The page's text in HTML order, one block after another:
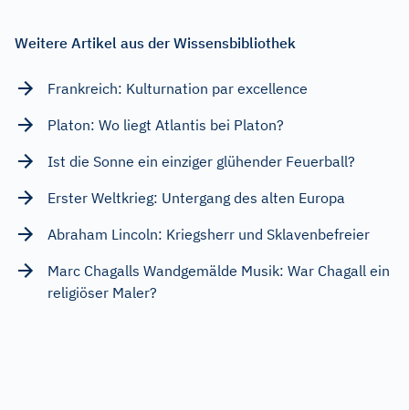
Weitere Artikel aus der Wissensbibliothek
Frankreich: Kulturnation par excellence
Platon: Wo liegt Atlantis bei Platon?
Ist die Sonne ein einziger glühender Feuerball?
Erster Weltkrieg: Untergang des alten Europa
Abraham Lincoln: Kriegsherr und Sklavenbefreier
Marc Chagalls Wandgemälde Musik: War Chagall ein
religiöser Maler?